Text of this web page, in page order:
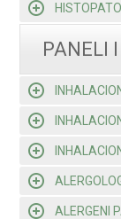
PANELI
ALERGENI